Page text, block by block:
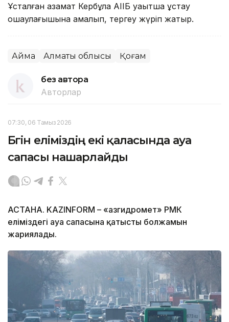
Ұсталған азамат Кербұлақ АІІБ уақытша ұстау
оқшаулағышына қамалып, тергеу жүріп жатыр.
Аймақ Алматы облысы Қоғам
без автора
Авторлар
07:30, 06 Тамыз 2026
Бүгін еліміздің екі қаласында ауа
сапасы нашарлайды
АСТАНА. KAZINFORM – «Қазгидромет» РМК
еліміздегі ауа сапасына қатысты болжамын
жариялады.